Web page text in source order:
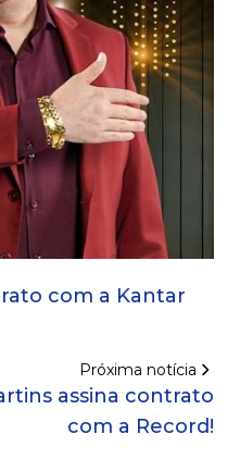
com a Kantar
Próxima notícia
assina contrato
com a Record!